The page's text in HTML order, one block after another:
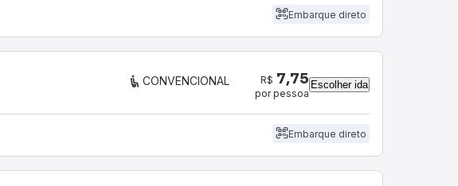
Embarque direto
CONVENCIONAL R$ 7,75
por pessoa
Escolher ida
Embarque direto